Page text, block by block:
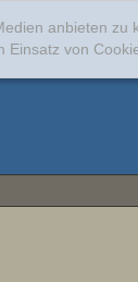
anbieten
Einsatz von